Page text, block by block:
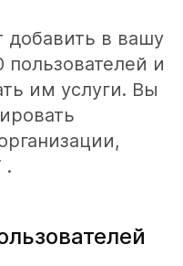
добавить в вашу
и
им услуги. Вы
.